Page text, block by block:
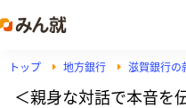
トップ 地方銀行 滋賀銀行の
＜親身な対話で本音を